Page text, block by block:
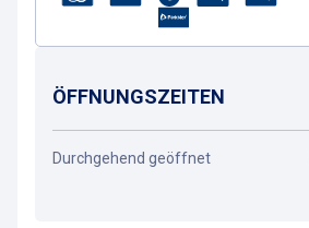
ÖFFNUNGSZEITEN
Durchgehend geöffnet